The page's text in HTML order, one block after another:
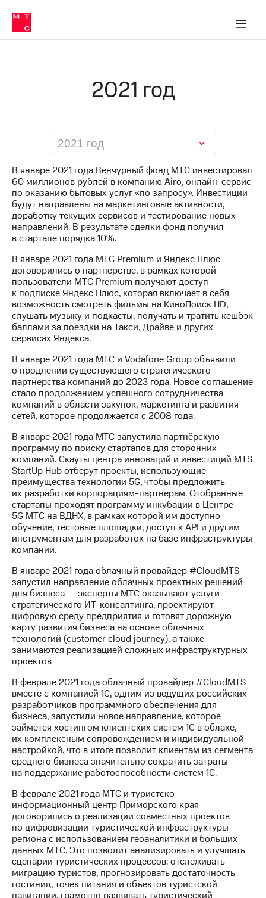
Медиа-центр
и акционерам
Устойчивое развитие
Комплаенс и деловая этика
компании
Правовая
Контакты
Медиа-центр
Пресс-
релизы
МТС
о технологиях
Достижения
Интервью
Финансовая
отчетность
Контакты
Новости
в
регионе
и акционерам
Корпоративное
управление
Корпоративный
секретарь
Раскрытие
информации
Информация
акционерам
Документы
"МТС"
Собрания
акционеров
Личный
кабинет
акционера
Акционерный
капитал
Контроль
аудит
Рынок
акций
Описание
Программа
приобретения
Порядок
выкупа
Дивиденды
Рынок
облигаций
Описание
Еврооблигации-2023
Уведомление
о
погашении
МТС
о технологиях
2021 год
2021 год
В январе 2021 года Венчурный фонд МТС инвестировал
60 миллионов рублей в компанию Airo, онлайн-сервис
по оказанию бытовых услуг «по запросу». Инвестиции
будут направлены на маркетинговые активности,
доработку текущих сервисов и тестирование новых
направлений. В результате сделки фонд получил
в стартапе порядка 10%.
В январе 2021 года МТС Premium и Яндекс Плюс
договорились о партнерстве, в рамках которой
пользователи МТС Premium получают доступ
к подписке Яндекс Плюс, которая включает в себя
возможность смотреть фильмы на КиноПоиск HD,
слушать музыку и подкасты, получать и тратить кешбэк
баллами за поездки на Такси, Драйве и других
сервисах Яндекса.
В январе 2021 года МТС и Vodafone Group объявили
о продлении существующего стратегического
партнерства компаний до 2023 года. Новое соглашение
стало продолжением успешного сотрудничества
компаний в области закупок, маркетинга и развития
сетей, которое продолжается с 2008 года.
В январе 2021 года МТС запустила партнёрскую
программу по поиску стартапов для сторонних
компаний. Скауты центра инноваций и инвестиций MTS
StartUp Hub отберут проекты, использующие
преимущества технологии 5G, чтобы предложить
их разработки корпорациям-партнерам. Отобранные
стартапы проходят программу инкубации в Центре
5G МТС на ВДНХ, в рамках которой им доступно
обучение, тестовые площадки, доступ к API и другим
инструментам для разработок на базе инфраструктуры
компании.
В январе 2021 года облачный провайдер #CloudMTS
запустил направление облачных проектных решений
для бизнеса — эксперты МТС оказывают услуги
стратегического ИТ-консалтинга, проектируют
цифровую среду предприятия и готовят дорожную
карту развития бизнеса на основе облачных
технологий (customer cloud journey), а также
занимаются реализацией сложных инфраструктурных
проектов
В феврале 2021 года облачный провайдер #CloudMTS
вместе с компанией 1С, одним из ведущих российских
разработчиков программного обеспечения для
бизнеса, запустили новое направление, которое
займется хостингом клиентских систем 1С в облаке,
их комплексным сопровождением и индивидуальной
настройкой, что в итоге позволит клиентам из сегмента
среднего бизнеса значительно сократить затраты
на поддержание работоспособности систем 1С.
В феврале 2021 года МТС и туристско-
информационный центр Приморского края
договорились о реализации совместных проектов
по цифровизации туристической инфраструктуры
региона с использованием геоаналитики и больших
данных МТС. Это позволит анализировать и улучшать
сценарии туристических процессов: отслеживать
миграцию туристов, прогнозировать достаточность
гостиниц, точек питания и объектов туристской